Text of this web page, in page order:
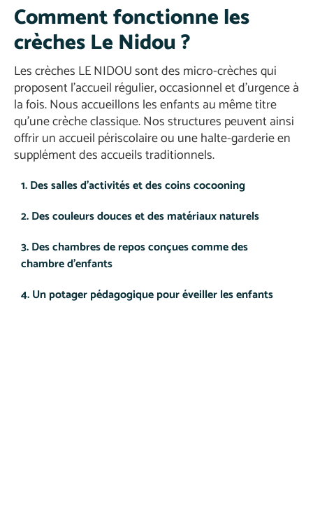
Comment fonctionne les
crèches Le Nidou ?
Les crèches LE NIDOU sont des micro-crèches qui
proposent l’accueil régulier, occasionnel et d’urgence à
la fois. Nous accueillons les enfants au même titre
qu’une crèche classique. Nos structures peuvent ainsi
offrir un accueil périscolaire ou une halte-garderie en
supplément des accueils traditionnels.
1. Des salles d’activités et des coins cocooning
2. Des couleurs douces et des matériaux naturels
3. Des chambres de repos conçues comme des
chambre d'enfants
4. Un potager pédagogique pour éveiller les enfants